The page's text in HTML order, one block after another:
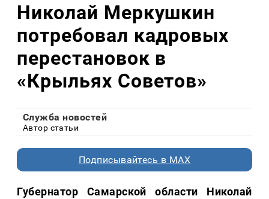
Николай Меркушкин
потребовал кадровых
перестановок в
«Крыльях Советов»
Служба новостей
Автор статьи
Подписывайтесь в MAX
Губернатор Самарской области Николай